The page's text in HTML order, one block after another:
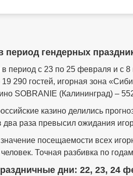
период гендерных
период с 23 по 25 февраля и с
290 гостей, игорная зона
SOBRANIE (Калининград) –
казино делились
два раза превысил ожидания
посещаемости всех
Точная разбивка по
дни: 22, 23, 24